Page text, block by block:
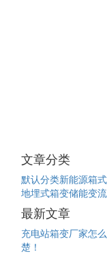
文章分类
默认分类新能源箱
地埋式箱变储能变
最新文章
充电站箱变厂家怎
楚！